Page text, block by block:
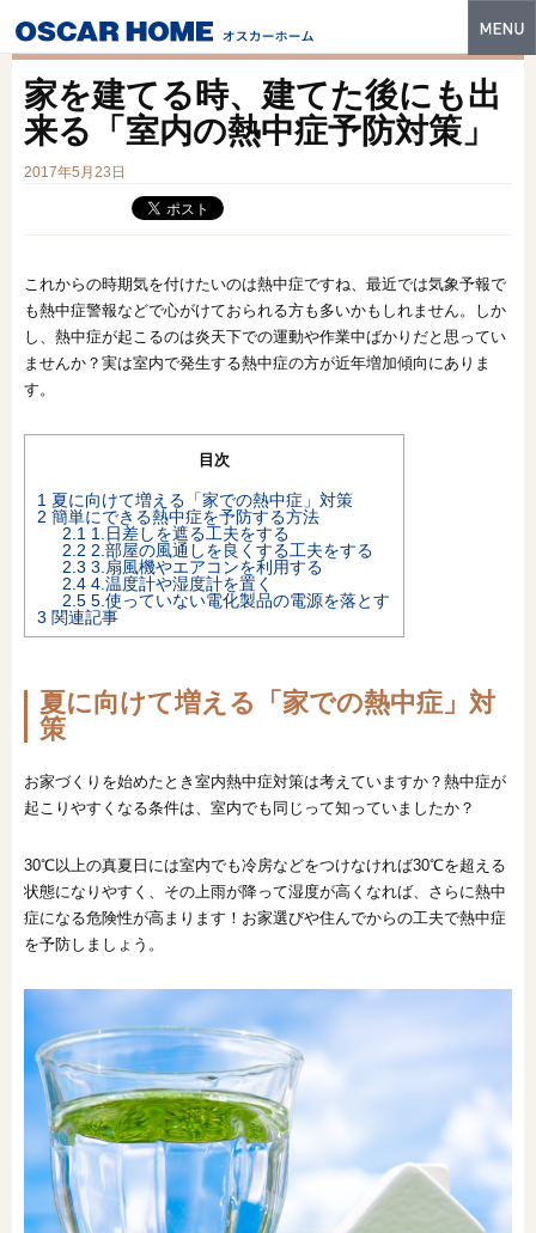
特長
イベント・モデルハウス
建築実例
フォトギャラリー
スマートセレクト
土地情報
オンライン相談会
家を建てる時、建てた後にも出
来る「室内の熱中症予防対策」
2017年5月23日
これからの時期気を付けたいのは熱中症ですね、最近では気象予報で
も熱中症警報などで心がけておられる方も多いかもしれません。しか
し、熱中症が起こるのは炎天下での運動や作業中ばかりだと思ってい
ませんか？実は室内で発生する熱中症の方が近年増加傾向にありま
す。
目次
1 夏に向けて増える「家での熱中症」対策
2 簡単にできる熱中症を予防する方法
2.1 1.日差しを遮る工夫をする
2.2 2.部屋の風通しを良くする工夫をする
2.3 3.扇風機やエアコンを利用する
2.4 4.温度計や湿度計を置く
2.5 5.使っていない電化製品の電源を落とす
3 関連記事
夏に向けて増える「家での熱中症」対
策
お家づくりを始めたとき室内熱中症対策は考えていますか？熱中症が
起こりやすくなる条件は、室内でも同じって知っていましたか？
30℃以上の真夏日には室内でも冷房などをつけなければ30℃を超える
状態になりやすく、その上雨が降って湿度が高くなれば、さらに熱中
症になる危険性が高まります！お家選びや住んでからの工夫で熱中症
を予防しましょう。